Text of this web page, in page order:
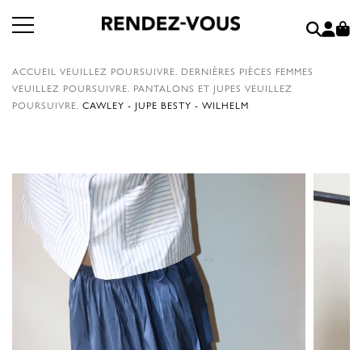
ACCUEIL VEUILLEZ POURSUIVRE. DERNIÈRES PIÈCES FEMMES
VEUILLEZ POURSUIVRE. PANTALONS ET JUPES VEUILLEZ
POURSUIVRE. CAWLEY - JUPE BESTY - WILHELM